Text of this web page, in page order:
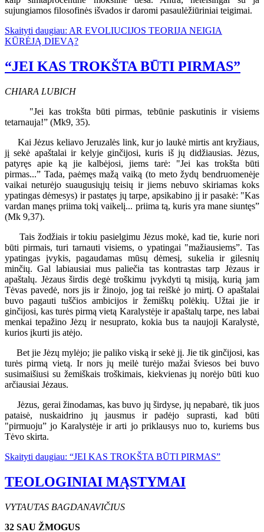
sujungiamos filosofinės išvados ir daromi pasaulėžiūriniai teigimai.
Skaityti daugiau: AR EVOLIUCIJOS TEORIJA NEIGIA
KŪRĖJĄ DIEVĄ?
“JEI KAS TROKŠTA BŪTI PIRMAS”
CHIARA LUBICH
"Jei kas trokšta būti pirmas, tebūnie paskutinis ir visiems
tetarnauja!” (Mk9, 35).
Kai Jėzus keliavo Jeruzalės link, kur jo laukė mirtis ant kryžiaus,
jį sekė apaštalai ir kelyje ginčijosi, kuris iš jų didžiausias. Jėzus,
patyręs apie ką jie kalbėjosi, jiems tarė: "Jei kas trokšta būti
pirmas...” Tada, paėmęs mažą vaiką (to meto žydų bendruomenėje
vaikai neturėjo suaugusiųjų teisių ir jiems nebuvo skiriamas koks
ypatingas dėmesys) ir pastatęs jų tarpe, apsikabino jį ir pasakė: "Kas
vardan manęs priima tokį vaikelį... priima tą, kuris yra mane siuntęs”
(Mk 9,37).
Tais žodžiais ir tokiu pasielgimu Jėzus mokė, kad tie, kurie nori
būti pirmais, turi tarnauti visiems, o ypatingai "mažiausiems”. Tas
ypatingas įvykis, pagaudamas mūsų dėmesį, sukelia ir gilesnių
minčių. Gal labiausiai mus paliečia tas kontrastas tarp Jėzaus ir
apaštalų. Jėzaus širdis degė troškimu įvykdyti tą misiją, kurią jam
Tėvas pavedė, nors jis ir žinojo, jog tai reiškė jo mirtį. O apaštalai
buvo pagauti tuščios ambicijos ir žemiškų polėkių. Užtai jie ir
ginčijosi, kas turės pirmą vietą Karalystėje ir apaštalų tarpe, nes labai
menkai tepažino Jėzų ir nesuprato, kokia bus ta naujoji Karalystė,
kurios įkurti jis atėjo.
Bet jie Jėzų mylėjo; jie paliko viską ir sekė jį. Jie tik ginčijosi, kas
turės pirmą vietą. Ir nors jų meilė turėjo mažai šviesos bei buvo
susimaišiusi su žemiškais troškimais, kiekvienas jų norėjo būti kuo
arčiausiai Jėzaus.
Jėzus, gerai žinodamas, kas buvo jų širdyse, jų nepabarė, tik juos
pataisė, nuskaidrino jų jausmus ir padėjo suprasti, kad būti
"pirmuoju” jo Karalystėje ir arti jo priklausys nuo to, kuriems bus
Tėvo skirta.
Skaityti daugiau: “JEI KAS TROKŠTA BŪTI PIRMAS”
TEOLOGINIAI MĄSTYMAI
VYTAUTAS BAGDANAVIČIUS
32 SAU ŽMOGUS